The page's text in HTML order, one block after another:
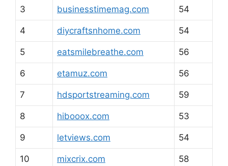
3 businesstimemag.com 54
4 diycraftsnhome.com 54
5 eatsmilebreathe.com 56
6 etamuz.com 56
7 hdsportstreaming.com 59
8 hibooox.com 53
9 letviews.com 54
10 mixcrix.com 58